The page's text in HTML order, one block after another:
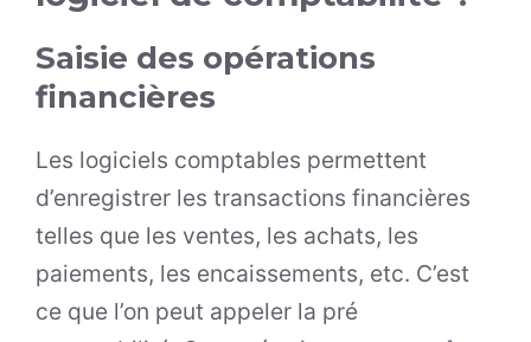
Saisie des opérations
financières
Les logiciels comptables permettent
d’enregistrer les transactions financières
telles que les ventes, les achats, les
paiements, les encaissements, etc. C’est
ce que l’on peut appeler la pré